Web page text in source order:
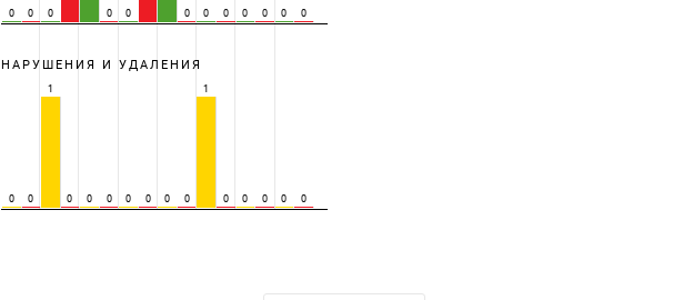
0 0 0 0 0 0 0 0 0 0 0 0
НАРУШЕНИЯ И УДАЛЕНИЯ
0 0
1
0 0 0 0 0 0 0
1
0 0 0 0 0